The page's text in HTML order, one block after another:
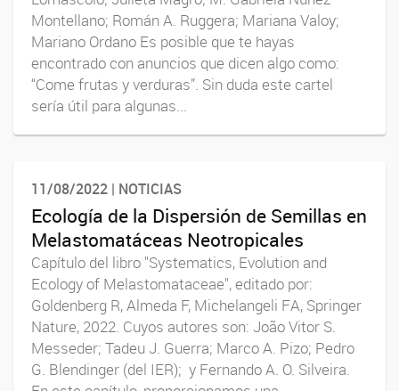
Montellano; Román A. Ruggera; Mariana Valoy;
Mariano Ordano Es posible que te hayas
encontrado con anuncios que dicen algo como:
“Come frutas y verduras”. Sin duda este cartel
sería útil para algunas...
11/08/2022 | NOTICIAS
Ecología de la Dispersión de Semillas en
Melastomatáceas Neotropicales
Capítulo del libro "Systematics, Evolution and
Ecology of Melastomataceae", editado por:
Goldenberg R, Almeda F, Michelangeli FA, Springer
Nature, 2022. Cuyos autores son: João Vitor S.
Messeder; Tadeu J. Guerra; Marco A. Pizo; Pedro
G. Blendinger (del IER); y Fernando A. O. Silveira.